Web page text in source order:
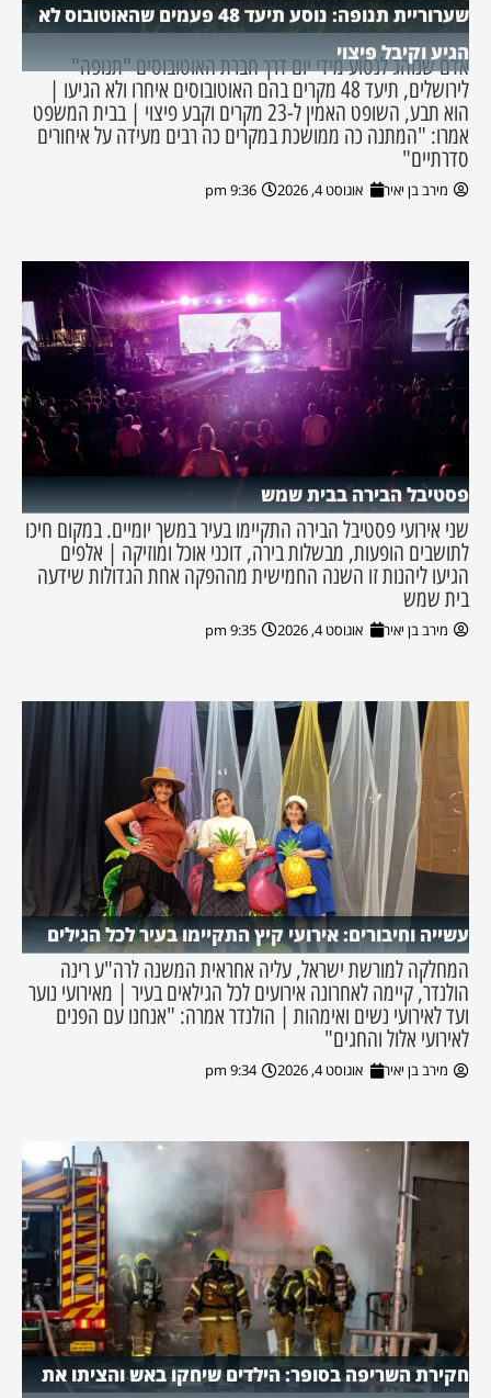
שערוריית תנופה: נוסע תיעד 48 פעמים שהאוטובוס לא
הגיע וקיבל פיצוי
אדם שנוהג לנסוע מידי יום דרך חברת האוטובוסים "תנופה"
לירושלים, תיעד 48 מקרים בהם האוטובוסים איחרו ולא הגיעו |
הוא תבע, השופט האמין ל-23 מקרים וקבע פיצוי | בבית המשפט
אמרו: "המתנה כה ממושכת במקרים כה רבים מעידה על איחורים
סדרתיים"
מירב בן יאיר אוגוסט 4, 2026 9:36 pm
פסטיבל הבירה בבית שמש
שני אירועי פסטיבל הבירה התקיימו בעיר במשך יומיים. במקום חיכו
לתושבים הופעות, מבשלות בירה, דוכני אוכל ומוזיקה | אלפים
הגיעו ליהנות זו השנה החמישית מההפקה אחת הגדולות שידעה
בית שמש
מירב בן יאיר אוגוסט 4, 2026 9:35 pm
עשייה וחיבורים: אירועי קיץ התקיימו בעיר לכל הגילים
המחלקה למורשת ישראל, עליה אחראית המשנה לרה"ע רינה
הולנדר, קיימה לאחרונה אירועים לכל הגילאים בעיר | מאירועי נוער
ועד לאירועי נשים ואימהות | הולנדר אמרה: "אנחנו עם הפנים
לאירועי אלול והחגים"
מירב בן יאיר אוגוסט 4, 2026 9:34 pm
חקירת השריפה בסופר: הילדים שיחקו באש והציתו את